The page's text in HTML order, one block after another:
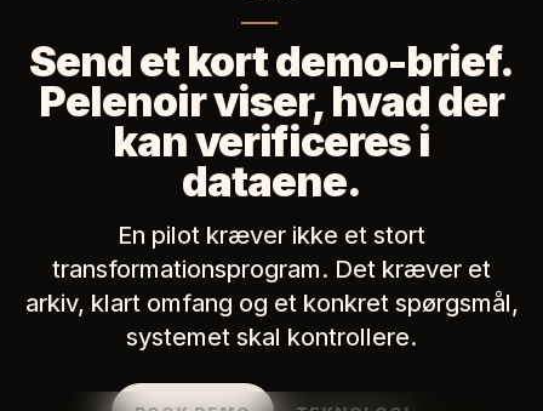
Send et kort demo-brief.
Pelenoir viser, hvad der
kan verificeres i
dataene.
En pilot kræver ikke et stort
transformationsprogram. Det kræver et
arkiv, klart omfang og et konkret spørgsmål,
systemet skal kontrollere.